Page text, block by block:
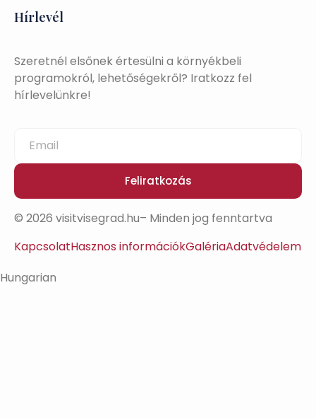
Hírlevél
Szeretnél elsőnek értesülni a környékbeli
programokról, lehetőségekről? Iratkozz fel
hírlevelünkre!
Feliratkozás
© 2026 visitvisegrad.hu– Minden jog fenntartva
KapcsolatHasznos információkGalériaAdatvédelem
Hungarian